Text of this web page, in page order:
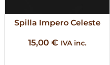
Spilla Impero Celeste
15,00 € IVA inc.